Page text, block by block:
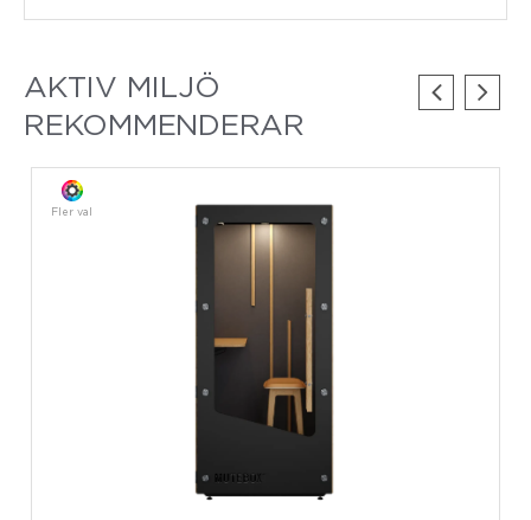
AKTIV MILJÖ
REKOMMENDERAR
Fler val